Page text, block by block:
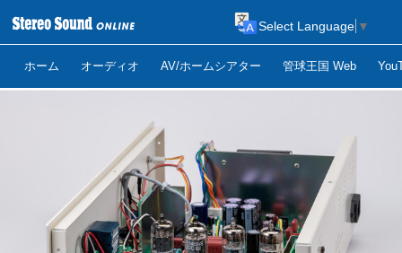
ホーム オーディオ AV/ホームシアター 管球王国 Web
Select Language ▼